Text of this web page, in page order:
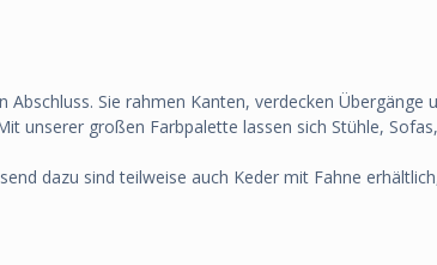
Sie rahmen Kanten, verdecken
unserer großen Farbpalette lassen sich Stühle,
dazu sind teilweise auch Keder mit Fahne